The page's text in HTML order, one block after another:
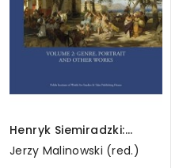
Henryk Siemiradzki:
Catalogue Raisonné of
the Paintings, Vol. 2
Jerzy Malinowski (red.)